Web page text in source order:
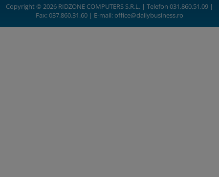
Copyright © 2026 RIDZONE COMPUTERS S.R.L. | Telefon 031.860.51.09 |
Fax: 037.860.31.60 | E-mail:office@dailybusiness.ro